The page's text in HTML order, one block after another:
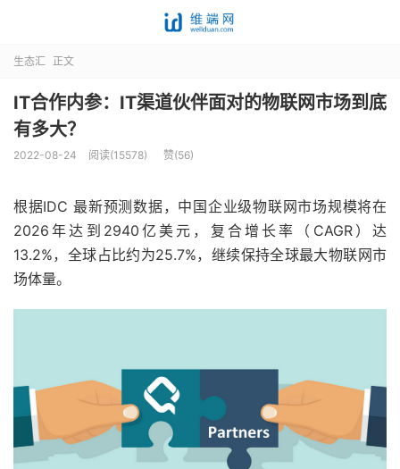
生态汇 正文
IT合作内参：IT渠道伙伴面对的物联网市场到底
有多大？
2022-08-24 阅读(15578) 赞(56)
根据IDC 最新预测数据，中国企业级物联网市场规模将在
2026年达到2940亿美元，复合增长率（CAGR）达
13.2%，全球占比约为25.7%，继续保持全球最大物联网市
场体量。